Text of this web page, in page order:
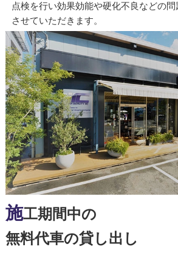
点検を行い効果効能や硬化不良などの
させていただきます。
施工期間中の
無料代車の貸し出し